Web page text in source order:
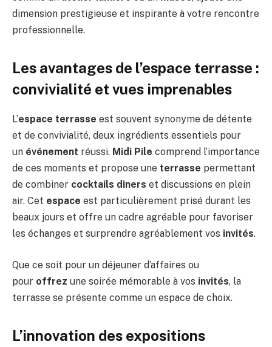
dimension prestigieuse et inspirante à votre rencontre
professionnelle.
Les avantages de l’espace terrasse :
convivialité et vues imprenables
L’espace terrasse est souvent synonyme de détente
et de convivialité, deux ingrédients essentiels pour
un événement réussi. Midi Pile comprend l’importance
de ces moments et propose une terrasse permettant
de combiner cocktails diners et discussions en plein
air. Cet espace est particulièrement prisé durant les
beaux jours et offre un cadre agréable pour favoriser
les échanges et surprendre agréablement vos invités.
Que ce soit pour un déjeuner d’affaires ou
pour offrez une soirée mémorable à vos invités, la
terrasse se présente comme un espace de choix.
L’innovation des expositions